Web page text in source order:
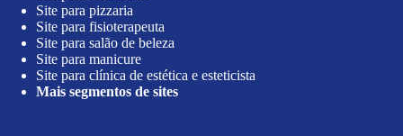
Site para pizzaria
Site para fisioterapeuta
Site para salão de beleza
Site para manicure
Site para clínica de estética e esteticista
Mais segmentos de sites